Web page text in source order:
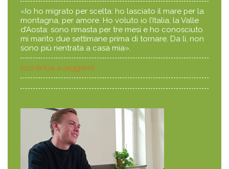
«Io ho migrato per scelta: ho lasciato il mare per la
montagna, per amore. Ho voluto io l’Italia, la Valle
d’Aosta: sono rimasta per tre mesi e ho conosciuto
mi marito due settimane prima di tornare. Da lì, non
sono più rientrata a casa mia».
(continua a leggere)